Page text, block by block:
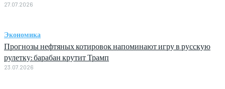
27.07.2026
Экономика
Прогнозы нефтяных котировок напоминают игру в русскую
рулетку: барабан крутит Трамп
23.07.2026